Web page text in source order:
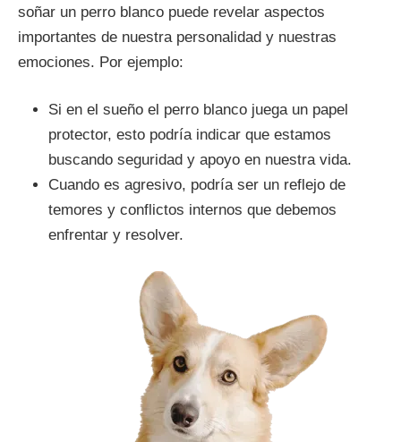
soñar un perro blanco puede revelar aspectos
importantes de nuestra personalidad y nuestras
emociones. Por ejemplo:
Si en el sueño el perro blanco juega un papel
protector, esto podría indicar que estamos
buscando seguridad y apoyo en nuestra vida.
Cuando es agresivo, podría ser un reflejo de
temores y conflictos internos que debemos
enfrentar y resolver.